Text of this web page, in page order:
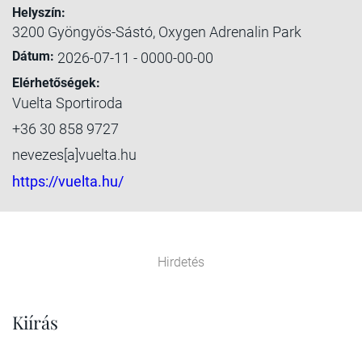
Helyszín:
3200 Gyöngyös-Sástó, Oxygen Adrenalin Park
Dátum: 2026-07-11 - 0000-00-00
Elérhetőségek:
Vuelta Sportiroda
+36 30 858 9727
nevezes[a]vuelta.hu
https://vuelta.hu/
Hirdetés
Kiírás